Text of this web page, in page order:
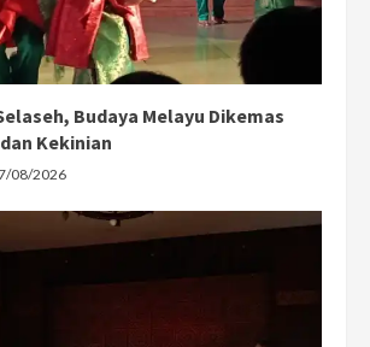
Budaya Melayu Dikemas
Kekinian
08/2026